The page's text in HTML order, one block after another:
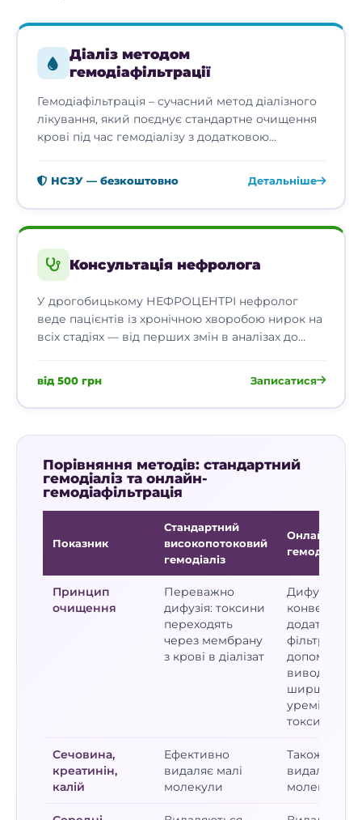
Діаліз методом
гемодіафільтрації
Гемодіафільтрація – сучасний метод діалізного
лікування, який поєднує стандартне очищення
крові під час гемодіалізу з додатковою
видаляти частину середніх уремічних токсинів,
зокрема β2-мікроглобулін, при збереженні
якісного контролю сечовини, креатиніну та
надлишку рідини. Метод підбирає лікар-
пацієнта, судинного доступу, переносимості
процедур і можливості досягти достатнього
об'єму фільтрації.
НСЗУ — безкоштовно Детальніше
Консультація нефролога
У дрогобицькому НЕФРОЦЕНТРІ нефролог
веде пацієнтів із хронічною хворобою нирок на
всіх стадіях — від перших змін в аналізах до
від 500 грн Записатися
Порівняння методів: стандартний
гемодіаліз та онлайн-
гемодіафільтрація
Показник
Стандартний
високопотоковий
гемодіаліз
Онлайн-
Принцип
очищення
Переважно
дифузія: токсини
переходять
через мембрану
з крові в діалізат
Дифузія +
конвекція:
додаткова
фільтрація
допомагає
виводити
ширший
уремічних
токсинів
Сечовина,
креатинін,
калій
Ефективно
видаляє малі
молекули
Також
видаляє
молекули